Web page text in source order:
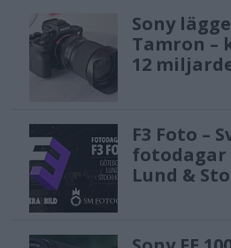
Sony
Tamron –
12
F3 Foto –
fotodagar
Lund &